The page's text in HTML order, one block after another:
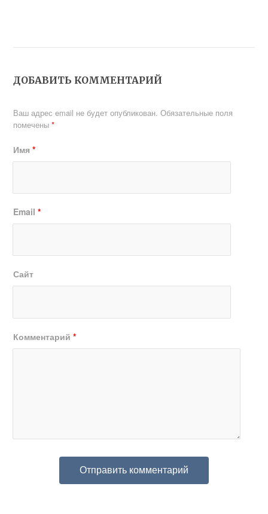
ДОБАВИТЬ КОММЕНТАРИЙ
Ваш адрес email не будет опубликован. Обязательные поля
помечены*
Имя*
Email*
Сайт
Комментарий*